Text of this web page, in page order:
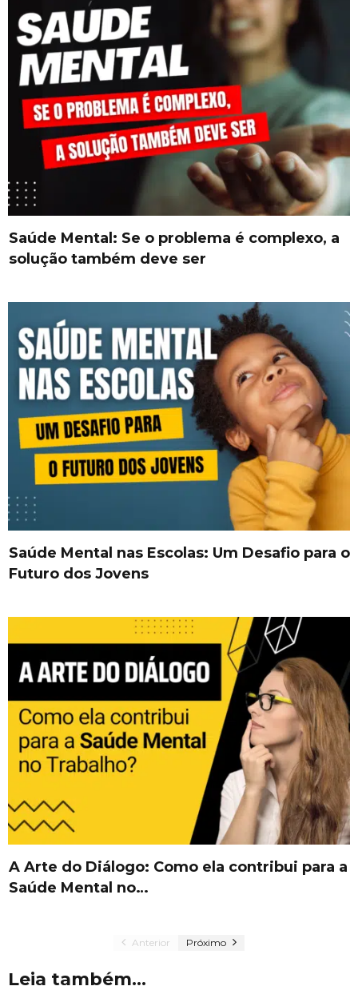
Saúde Mental: Se o problema é complexo, a
solução também deve ser
Saúde Mental nas Escolas: Um Desafio para o
Futuro dos Jovens
A Arte do Diálogo: Como ela contribui para a
Saúde Mental no…
Anterior Próximo
Leia também...